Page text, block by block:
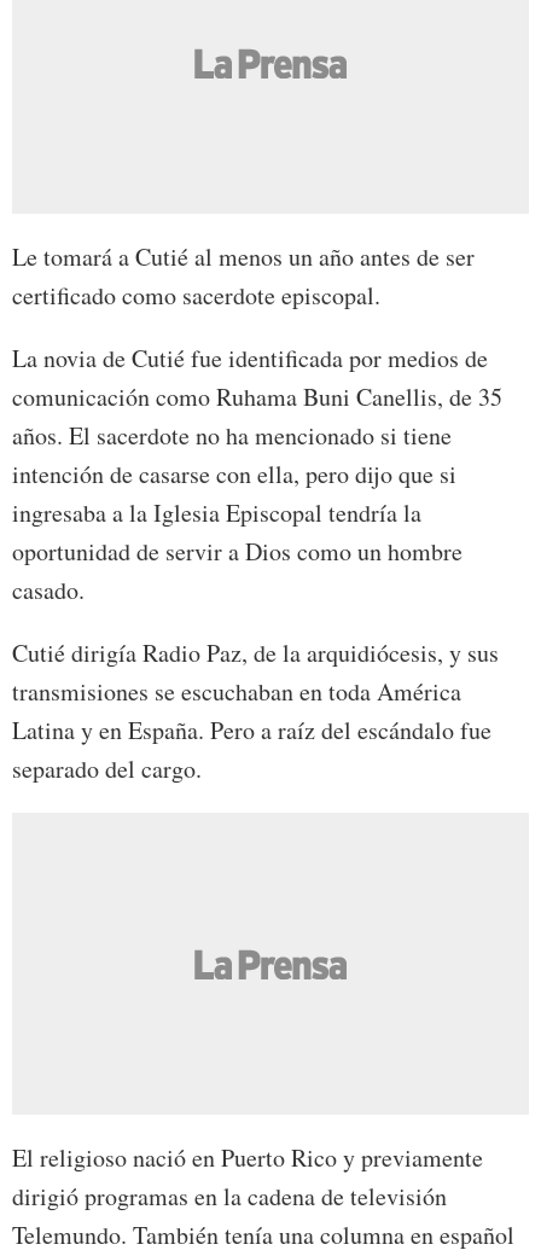
Le tomará a Cutié al menos un año antes de ser
certificado como sacerdote episcopal.
La novia de Cutié fue identificada por medios de
comunicación como Ruhama Buni Canellis, de 35
años. El sacerdote no ha mencionado si tiene
intención de casarse con ella, pero dijo que si
ingresaba a la Iglesia Episcopal tendría la
oportunidad de servir a Dios como un hombre
casado.
Cutié dirigía Radio Paz, de la arquidiócesis, y sus
transmisiones se escuchaban en toda América
Latina y en España. Pero a raíz del escándalo fue
separado del cargo.
El religioso nació en Puerto Rico y previamente
dirigió programas en la cadena de televisión
Telemundo. También tenía una columna en español